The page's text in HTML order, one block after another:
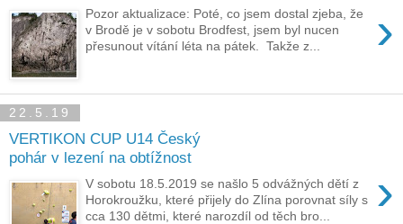
›
Pozor aktualizace: Poté, co jsem dostal zjeba, že
v Brodě je v sobotu Brodfest, jsem byl nucen
přesunout vítání léta na pátek. Takže z...
22.5.19
VERTIKON CUP U14 Český
pohár v lezení na obtížnost
›
V sobotu 18.5.2019 se našlo 5 odvážných dětí z
Horokroužku, které přijely do Zlína porovnat síly s
cca 130 dětmi, které narozdíl od těch bro...